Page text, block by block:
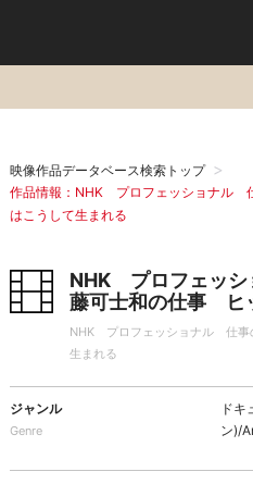
映像作品データベース検索トップ
作品情報：NHK プロフェッショナル
はこうして生まれる
NHK プロフェッ
藤可士和の仕事 ヒ
NHK プロフェッショナル 仕事
生まれる
ジャンル
Genre
ド
ン)/